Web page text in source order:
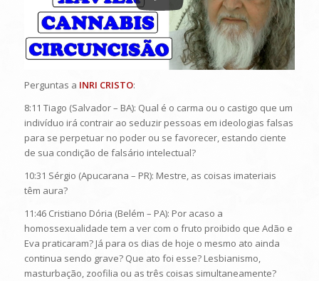
Perguntas a INRI CRISTO:
8:11 Tiago (Salvador – BA): Qual é o carma ou o castigo que um
indivíduo irá contrair ao seduzir pessoas em ideologias falsas
para se perpetuar no poder ou se favorecer, estando ciente
de sua condição de falsário intelectual?
10:31 Sérgio (Apucarana – PR): Mestre, as coisas imateriais
têm aura?
11:46 Cristiano Dória (Belém – PA): Por acaso a
homossexualidade tem a ver com o fruto proibido que Adão e
Eva praticaram? Já para os dias de hoje o mesmo ato ainda
continua sendo grave? Que ato foi esse? Lesbianismo,
masturbação, zoofilia ou as três coisas simultaneamente?